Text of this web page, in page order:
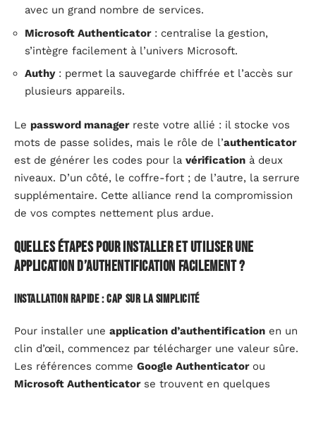
avec un grand nombre de services.
Microsoft Authenticator: centralise la gestion,
s’intègre facilement à l’univers Microsoft.
Authy: permet la sauvegarde chiffrée et l’accès sur
plusieurs appareils.
Le password managerreste votre allié : il stocke vos
mots de passe solides, mais le rôle de l’authenticator
est de générer les codes pour la vérification à deux
niveaux. D’un côté, le coffre-fort ; de l’autre, la serrure
supplémentaire. Cette alliance rend la compromission
de vos comptes nettement plus ardue.
Quelles étapes pour installer et utiliser une
application d’authentification facilement ?
Installation rapide : cap sur la simplicité
Pour installer une application d’authentification en un
clin d’œil, commencez par télécharger une valeur sûre.
Les références comme Google Authenticatorou
Microsoft Authenticatorse trouvent en quelques